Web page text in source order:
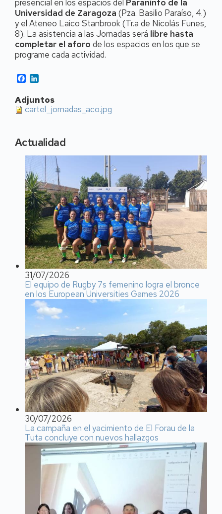
presencial en los espacios del Paraninfo de la
Universidad de Zaragoza (Pza. Basilio Paraíso, 4.)
y el Ateneo Laico Stanbrook (Tr.a de Nicolás Funes,
8). La asistencia a las Jornadas será libre hasta
completar el aforo de los espacios en los que se
programe cada actividad.
Facebook
Adjuntos
cartel_jornadas_aco.jpg
Actualidad
31/07/2026
El equipo de Rugby 7s femenino logra el bronce
en los European Universities Games 2026
30/07/2026
La campaña en el yacimiento de El Forau de la
Tuta concluye con nuevos hallazgos